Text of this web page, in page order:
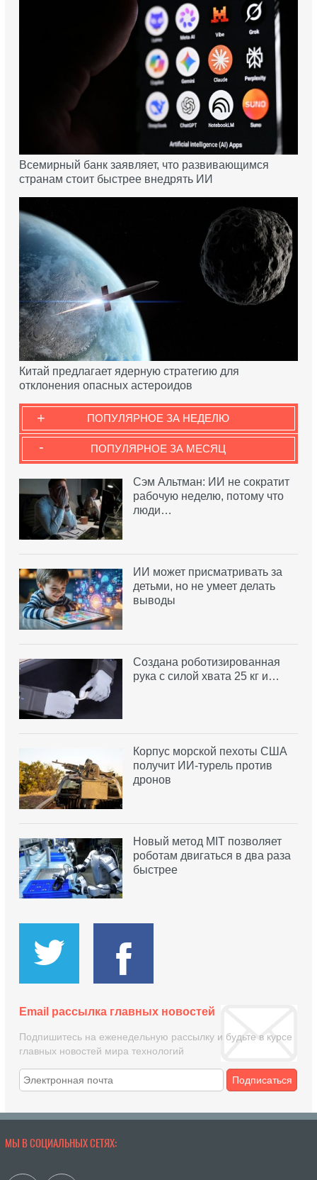
Всемирный банк заявляет, что развивающимся
странам стоит быстрее внедрять ИИ
Китай предлагает ядерную стратегию для
отклонения опасных астероидов
ПОПУЛЯРНОЕ ЗА НЕДЕЛЮ
+
ПОПУЛЯРНОЕ ЗА МЕСЯЦ
-
Сэм Альтман: ИИ не сократит
рабочую неделю, потому что
люди…
ИИ может присматривать за
детьми, но не умеет делать
выводы
Создана роботизированная
рука с силой хвата 25 кг и…
Корпус морской пехоты США
получит ИИ-турель против
дронов
Новый метод MIT позволяет
роботам двигаться в два раза
быстрее
Email рассылка главных новостей
Подпишитесь на еженедельную рассылку и будьте в курсе
главных новостей мира технологий
Подписаться
МЫ В СОЦИАЛЬНЫХ СЕТЯХ: